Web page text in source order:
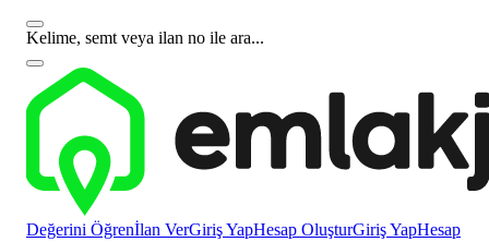
Kelime, semt veya ilan no ile ara...
Değerini Öğrenİlan VerGiriş YapHesap OluşturGiriş YapHesap